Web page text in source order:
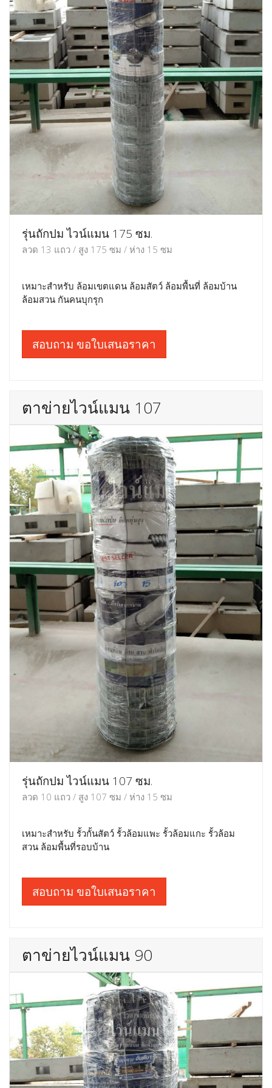
รุ่นถักปม ไวน์แมน 175 ซม.
ลวด 13 แถว / สูง 175 ซม / ห่าง 15 ซม
เหมาะสำหรับ ล้อมเขตแดน ล้อมสัตว์ ล้อมพื้นที่ ล้อมบ้าน
ล้อมสวน กันคนบุกรุก
สอบถาม ขอใบเสนอราคา
ตาข่ายไวน์แมน 107
รุ่นถักปม ไวน์แมน 107 ซม.
ลวด 10 แถว / สูง 107 ซม / ห่าง 15 ซม
เหมาะสำหรับ รั้วกั้นสัตว์ รั้วล้อมแพะ รั้วล้อมแกะ รั้วล้อม
สวน ล้อมพื้นที่รอบบ้าน
สอบถาม ขอใบเสนอราคา
ตาข่ายไวน์แมน 90